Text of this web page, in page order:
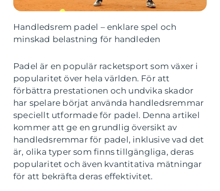
Handledsrem padel – enklare spel och
minskad belastning för handleden
Padel är en populär racketsport som växer i
popularitet över hela världen. För att
förbättra prestationen och undvika skador
har spelare börjat använda handledsremmar
speciellt utformade för padel. Denna artikel
kommer att ge en grundlig översikt av
handledsremmar för padel, inklusive vad det
är, olika typer som finns tillgängliga, deras
popularitet och även kvantitativa mätningar
för att bekräfta deras effektivitet.